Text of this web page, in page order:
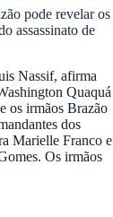
pode revelar os
assassinato de
Nassif, afirma
Quaquá
os irmãos Brazão
dos
Marielle Franco e
Os irmãos